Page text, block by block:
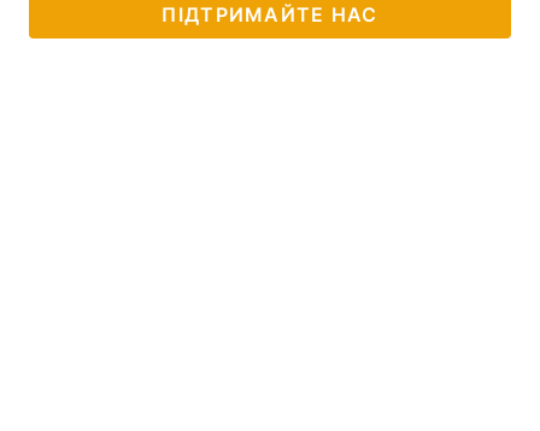
ПІДТРИМАЙТЕ НАС